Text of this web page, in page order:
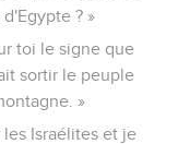
? »
toi le signe que
sortir le peuple
»
Israélites et je